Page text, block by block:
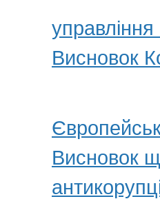
Висновок
Висновок